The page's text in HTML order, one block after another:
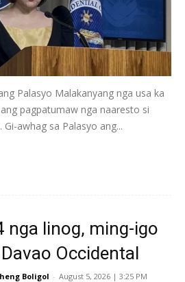
Palasyo Malakanyang nga usa ka
pagpatumaw nga naaresto si
awhag sa Palasyo ang...
nga linog, ming-igo
Occidental
Boligol - August 5, 2026 | 3:25 PM